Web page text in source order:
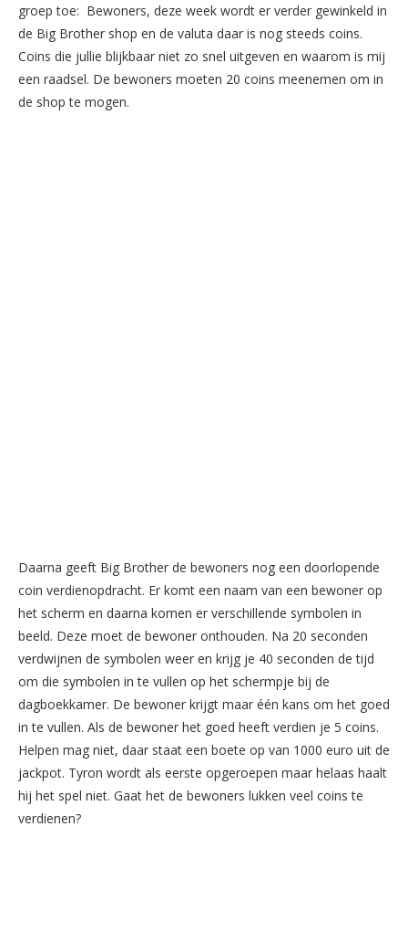
groep toe: Bewoners, deze week wordt er verder gewinkeld in
de Big Brother shop en de valuta daar is nog steeds coins.
Coins die jullie blijkbaar niet zo snel uitgeven en waarom is mij
een raadsel. De bewoners moeten 20 coins meenemen om in
de shop te mogen.
Daarna geeft Big Brother de bewoners nog een doorlopende
coin verdienopdracht. Er komt een naam van een bewoner op
het scherm en daarna komen er verschillende symbolen in
beeld. Deze moet de bewoner onthouden. Na 20 seconden
verdwijnen de symbolen weer en krijg je 40 seconden de tijd
om die symbolen in te vullen op het schermpje bij de
dagboekkamer. De bewoner krijgt maar één kans om het goed
in te vullen. Als de bewoner het goed heeft verdien je 5 coins.
Helpen mag niet, daar staat een boete op van 1000 euro uit de
jackpot. Tyron wordt als eerste opgeroepen maar helaas haalt
hij het spel niet. Gaat het de bewoners lukken veel coins te
verdienen?